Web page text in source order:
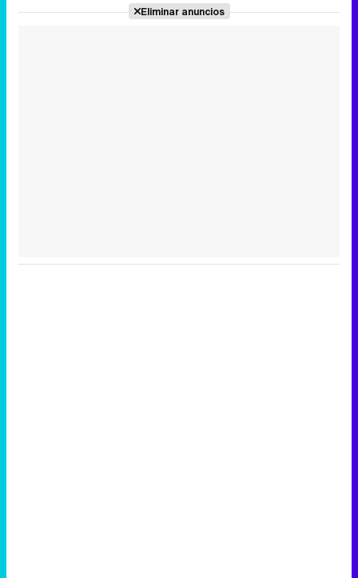
Eliminar anuncios